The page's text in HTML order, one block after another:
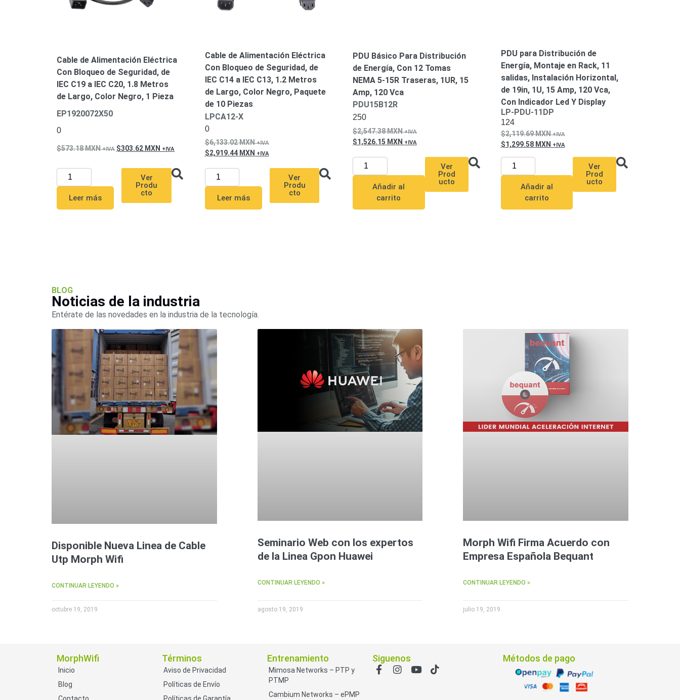
Cable de Alimentación Eléctrica
Con Bloqueo de Seguridad, de
IEC C19 a IEC C20, 1.8 Metros
de Largo, Color Negro, 1 Pieza
EP1920072X50
0
573.18MXN 303.62 MXN
Leer más
Ver
Produ
cto
Cable de Alimentación Eléctrica
Con Bloqueo de Seguridad, de
IEC C14 a IEC C13, 1.2 Metros
de Largo, Color Negro, Paquete
de 10 Piezas
LPCA12-X
0
6,133.02MXN
2,919.44 MXN
Leer más
Ver
Produ
cto
PDU Básico Para Distribución
de Energía, Con 12 Tomas
NEMA 5-15R Traseras, 1UR, 15
Amp, 120 Vca
PDU15B12R
250
2,547.38MXN
1,526.15 MXN
Añadir al
carrito
Ver
Prod
ucto
PDU para Distribución de
Energía, Montaje en Rack, 11
salidas, Instalación Horizontal,
de 19in, 1U, 15 Amp, 120 Vca,
Con Indicador Led Y Display
LP-PDU-11DP
124
2,119.69MXN
1,299.58 MXN
Añadir al
carrito
Ver
Prod
ucto
BLOG
Noticias de la industria
Entérate de las novedades en la industria de la tecnología.
Disponible Nueva Linea de Cable
Utp Morph Wifi
CONTINUAR LEYENDO »
octubre 19, 2019
Seminario Web con los expertos
de la Linea Gpon Huawei
CONTINUAR LEYENDO »
agosto 19, 2019
Morph Wifi Firma Acuerdo con
Empresa Española Bequant
CONTINUAR LEYENDO »
julio 19, 2019
MorphWifi
Inicio
Blog
Términos
Aviso de Privacidad
Políticas de Envío
Entrenamiento
Mimosa Networks – PTP y
PTMP
Cambium Networks – ePMP
Siguenos Métodos de pago